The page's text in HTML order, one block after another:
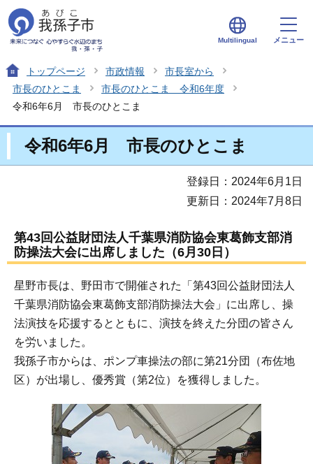
Multilingual メニュー
トップページ 市政情報
市長室から
市長のひとこま
市長のひとこま 令和6年度
令和6年6月 市長のひとこま
令和6年6月 市長のひとこま
登録日：2024年6月1日
更新日：2024年7月8日
第43回公益財団法人千葉県消防協会東葛飾支部消
防操法大会に出席しました（6月30日）
星野市長は、野田市で開催された「第43回公益財団法人
千葉県消防協会東葛飾支部消防操法大会」に出席し、操
法演技を応援するとともに、演技を終えた分団の皆さん
を労いました。
我孫子市からは、ポンプ車操法の部に第21分団（布佐地
区）が出場し、優秀賞（第2位）を獲得しました。